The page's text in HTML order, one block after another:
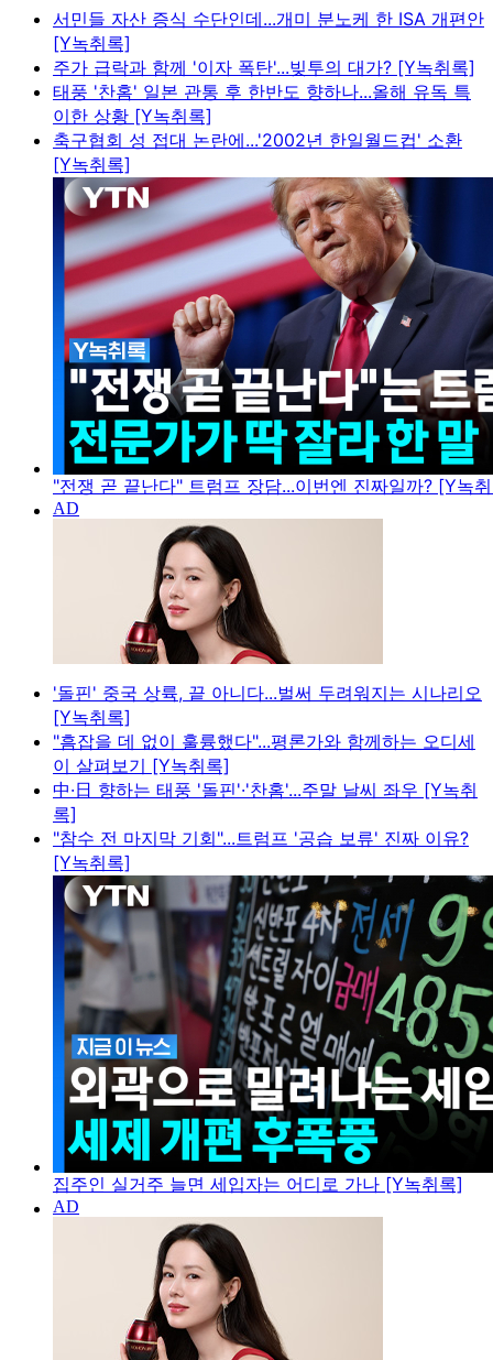
서민들 자산 증식 수단인데...개미 분노케 한 ISA 개편안
[Y녹취록]
주가 급락과 함께 '이자 폭탄'...빚투의 대가? [Y녹취록]
태풍 '찬홈' 일본 관통 후 한반도 향하나...올해 유독 특
이한 상황 [Y녹취록]
축구협회 성 접대 논란에...'2002년 한일월드컵' 소환
[Y녹취록]
"전쟁 곧 끝난다" 트럼프 장담...이번엔 진짜일까? [Y녹
'돌핀' 중국 상륙, 끝 아니다...벌써 두려워지는 시나리오
[Y녹취록]
"흠잡을 데 없이 훌륭했다"...평론가와 함께하는 오디세
이 살펴보기 [Y녹취록]
中·日 향하는 태풍 '돌핀'·'찬홈'...주말 날씨 좌우 [Y녹취
록]
"참수 전 마지막 기회"...트럼프 '공습 보류' 진짜 이유?
[Y녹취록]
집주인 실거주 늘면 세입자는 어디로 가나 [Y녹취록]